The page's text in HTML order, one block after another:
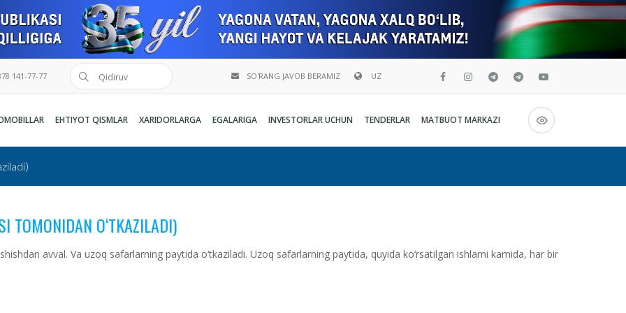
141-77-77 UZ
O`zbekcha
English
SO'RANG JAVOB BERAMIZ
EHTIYOT QISMLAR XARIDORLARGA EGALARIGA INVESTORLAR UCHUN TENDERLAR MATBUOT MARKAZI
TOMONIDAN O‘TKAZILADI)
avval. Va uzoq safarlarning paytida o‘tkaziladi. Uzoq safarlarning paytida, quyida ko‘rsatilgan ishlarni kamida, har bir